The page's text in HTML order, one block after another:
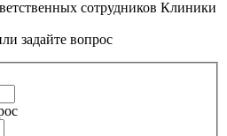
сотрудников Клиники
задайте вопрос